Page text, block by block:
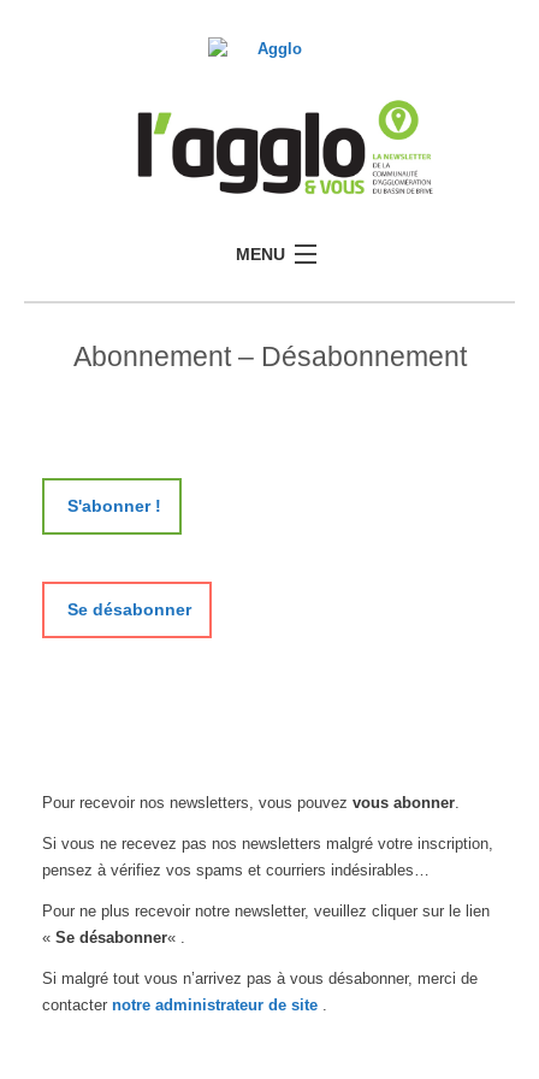
MENU
Abonnement – Désabonnement
S'abonner !
Se désabonner
Pour recevoir nos newsletters, vous pouvez vous abonner.
Si vous ne recevez pas nos newsletters malgré votre inscription,
pensez à vérifiez vos spams et courriers indésirables…
Pour ne plus recevoir notre newsletter, veuillez cliquer sur le lien
« Se désabonner« .
Si malgré tout vous n’arrivez pas à vous désabonner, merci de
contacter notre administrateur de site.